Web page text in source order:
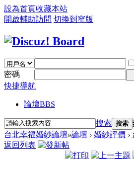
設為首頁收藏本站
開啟輔助訪問 切換到窄版
密碼
快捷導航
論壇BBS
搜索 搜索
台北幸福婚紗論壇»論壇 › 婚紗評價 ›
返回列表